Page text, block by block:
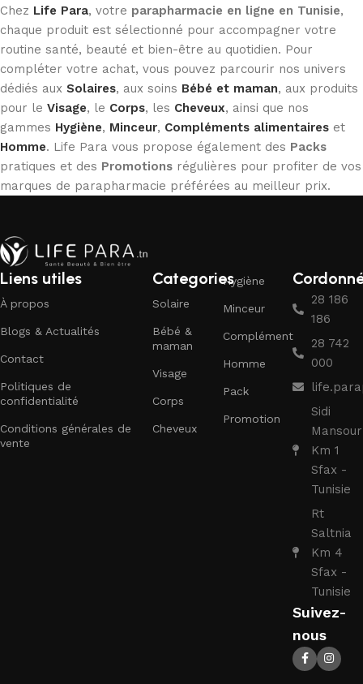
Chez Life Para, votre parapharmacie en ligne en Tunisie,
chaque produit est sélectionné pour accompagner votre
routine santé, beauté et bien-être au quotidien. Pour
compléter votre achat, vous pouvez parcourir nos univers
dédiés aux Solaires, aux soins Bébé et maman, aux produits
pour le Visage, le Corps, les Cheveux, ainsi que nos
gammes Hygiène, Minceur, Compléments alimentaires et
Homme. Life Para vous propose également des Packs
pratiques et des Promotions régulières pour profiter de vos
marques de parapharmacie préférées au meilleur prix.
Liens utiles
À propos
Blogs & Actualités
Contact
Politiques de
confidentialité
Conditions générales de
vente
Categories
Solaire
Bébé &
maman
Visage
Corps
Cheveux
Hygiène
Minceur
Complément
Homme
Pack
Promotion
28 186
186
28 742
000
Sidi
Mansour
Km 1
Sfax -
Tunisie
Rt
Saltnia
Km 4
Sfax -
Tunisie
Suivez-
nous